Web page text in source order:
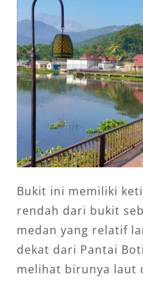
Bukit ini memiliki
rendah dari bukit
medan yang relatif
dekat dari Pantai
melihat birunya laut